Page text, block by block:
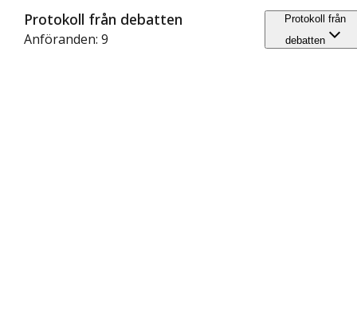
Protokoll från debatten
Anföranden: 9
Protokoll från
debatten